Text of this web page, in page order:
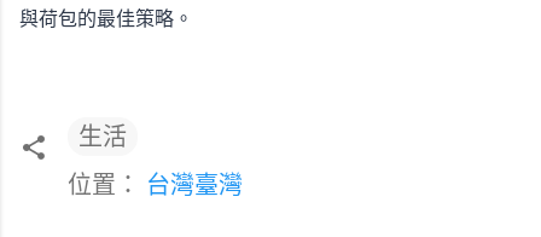
與荷包的最佳策略。
生活
位置： 台灣臺灣